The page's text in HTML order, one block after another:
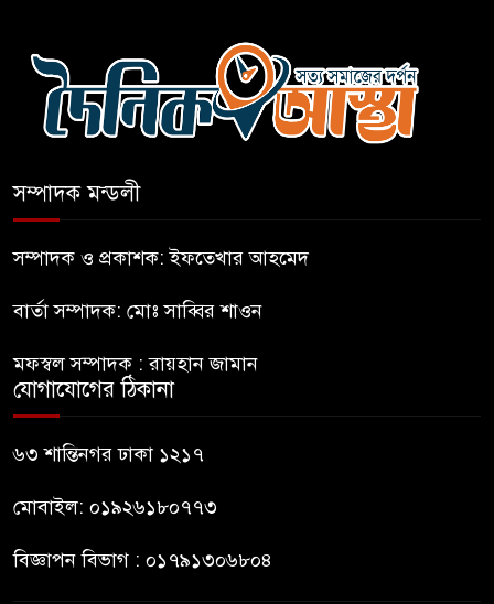
কিশোর
ভারত থেকে আসছে ২ দশমিক ৩
মেট্রিক টন টিয়ার শেল
অভাব
বহিষ্কৃত জামাত নেতার কর্মীরা যোগ
সম্পাদক মন্ডলী
সম্পাদক ও প্রকাশক: ইফতেখার আহমেদ
বার্তা সম্পাদক: মোঃ সাব্বির শাওন
মফস্বল সম্পাদক : রায়হান জামান
যোগাযোগের ঠিকানা
৬৩ শান্তিনগর ঢাকা ১২১৭
মোবাইল: ০১৯২৬১৮০৭৭৩
বিজ্ঞাপন বিভাগ : ০১৭৯১৩০৬৮০৪